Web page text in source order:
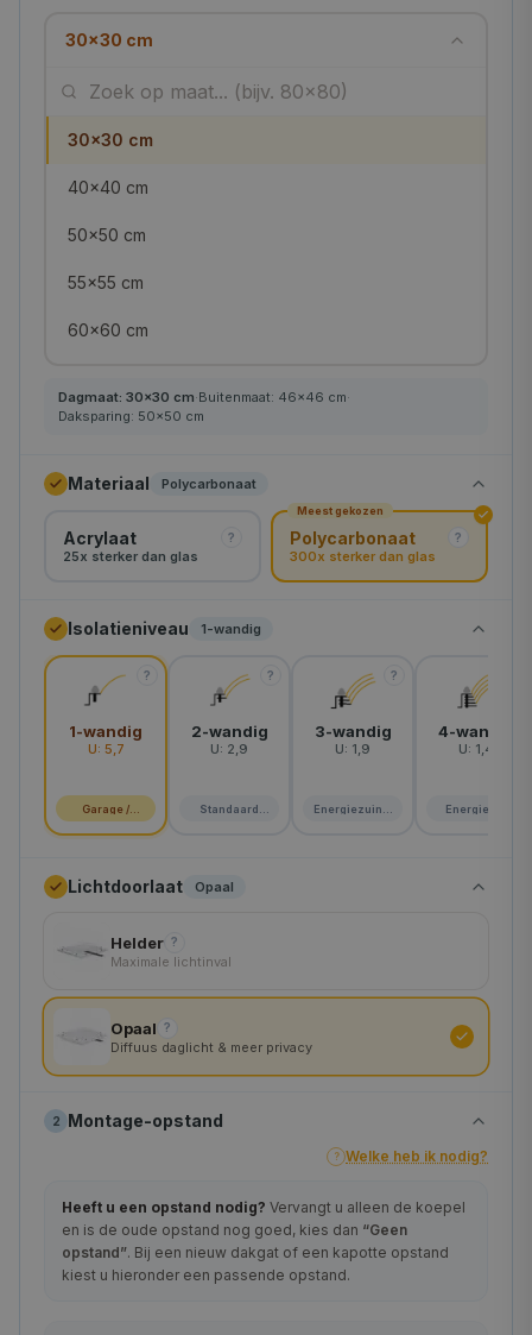
30×30 cm
30×30 cm
40×40 cm
50×50 cm
55×55 cm
60×60 cm
75×75 cm
80×80 cm
100×100 cm
110×110 cm
120×120 cm
130×130 cm
140×140 cm
180×180 cm
200×200 cm
Dagmaat: 30×30 cm·Buitenmaat: 46×46 cm·
Daksparing: 50×50 cm
Materiaal Polycarbonaat
Acrylaat ?
25x sterker dan glas
Meest gekozen
Polycarbonaat ?
300x sterker dan glas
Isolatieniveau 1-wandig
?
1-wandig
U: 5,7
Garage /
schuur
?
2-wandig
U: 2,9
Standaard
?
3-wandig
U: 1,9
Energiezuinig
4-wandig
U: 1,4
Energie A+
Lichtdoorlaat Opaal
Helder ?
Maximale lichtinval
Opaal ?
Diffuus daglicht & meer privacy
2 Montage-opstand
? Welke heb ik nodig?
Heeft u een opstand nodig? Vervangt u alleen de koepel
en is de oude opstand nog goed, kies dan “Geen
opstand”. Bij een nieuw dakgat of een kapotte opstand
kiest u hieronder een passende opstand.